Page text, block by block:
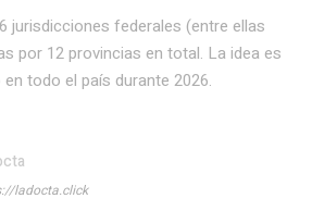
jurisdicciones federales (entre ellas
por 12 provincias en total. La idea es
todo el país durante 2026.
ladocta.click